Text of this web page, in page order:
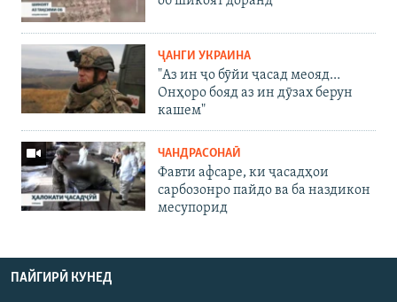
ҶАНГИ УКРАИНА
"Аз ин ҷо бӯйи ҷасад меояд…
Онҳоро бояд аз ин дӯзах берун
кашем"
ЧАНДРАСОНАӢ
Фавти афсаре, ки ҷасадҳои
сарбозонро пайдо ва ба наздикон
месупорид
ПАЙГИРӢ КУНЕД